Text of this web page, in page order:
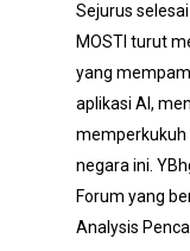
Sejurus
MOSTI turut
yang
aplikasi AI,
memperkukuh
negara ini.
Forum yang
Analysis